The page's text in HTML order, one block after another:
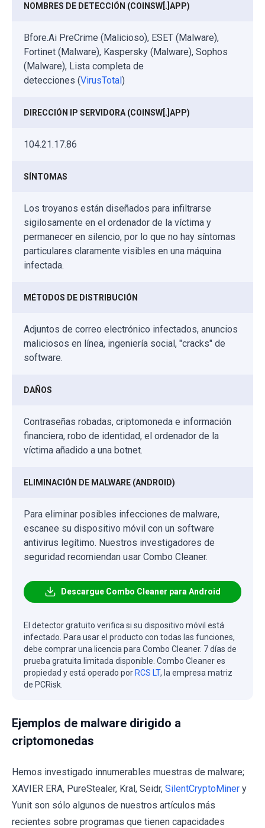
NOMBRES DE DETECCIÓN (COINSW[.]APP)
Bfore.Ai PreCrime (Malicioso), ESET (Malware),
Fortinet (Malware), Kaspersky (Malware), Sophos
(Malware), Lista completa de
detecciones (VirusTotal)
DIRECCIÓN IP SERVIDORA (COINSW[.]APP)
104.21.17.86
SÍNTOMAS
Los troyanos están diseñados para infiltrarse
sigilosamente en el ordenador de la víctima y
permanecer en silencio, por lo que no hay síntomas
particulares claramente visibles en una máquina
infectada.
MÉTODOS DE DISTRIBUCIÓN
Adjuntos de correo electrónico infectados, anuncios
maliciosos en línea, ingeniería social, "cracks" de
software.
DAÑOS
Contraseñas robadas, criptomoneda e información
financiera, robo de identidad, el ordenador de la
víctima añadido a una botnet.
ELIMINACIÓN DE MALWARE (ANDROID)
Para eliminar posibles infecciones de malware,
escanee su dispositivo móvil con un software
antivirus legítimo. Nuestros investigadores de
seguridad recomiendan usar Combo Cleaner.
Descargue Combo Cleaner para Android
El detector gratuito verifica si su dispositivo móvil está
infectado. Para usar el producto con todas las funciones,
debe comprar una licencia para Combo Cleaner. 7 días de
prueba gratuita limitada disponible. Combo Cleaner es
propiedad y está operado por RCS LT, la empresa matriz
de PCRisk.
Ejemplos de malware dirigido a
criptomonedas
Hemos investigado innumerables muestras de malware;
XAVIER ERA, PureStealer, Kral, Seidr, SilentCryptoMiner y
Yunit son sólo algunos de nuestros artículos más
recientes sobre programas que tienen capacidades